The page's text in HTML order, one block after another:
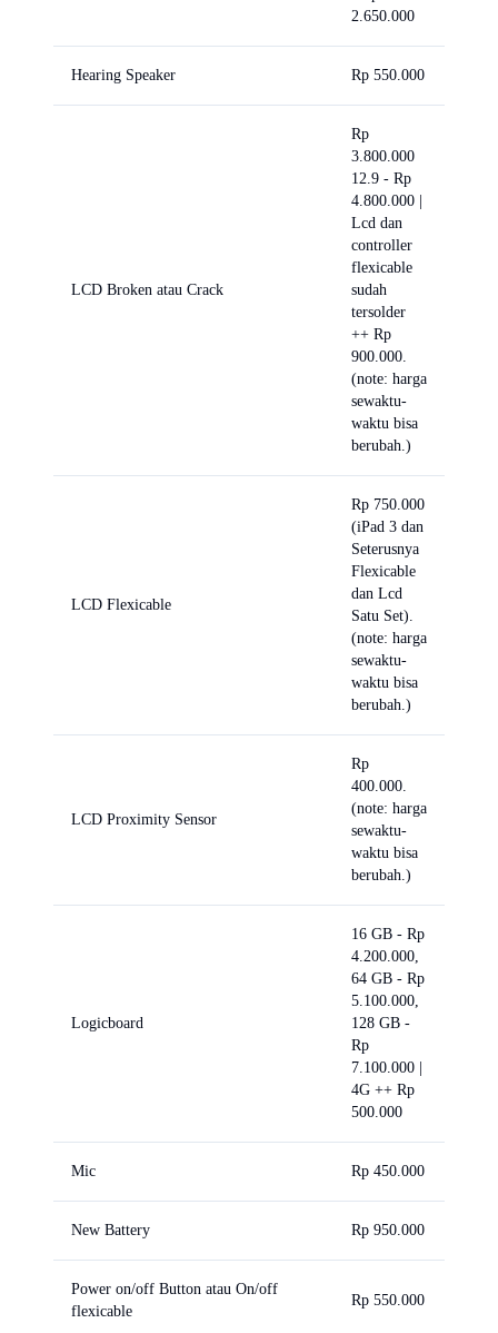
2.650.000
Hearing Speaker Rp 550.000
LCD Broken atau Crack
Rp
3.800.000
12.9 - Rp
4.800.000 |
Lcd dan
controller
flexicable
sudah
tersolder
++ Rp
900.000.
(note: harga
sewaktu-
waktu bisa
berubah.)
LCD Flexicable
Rp 750.000
(iPad 3 dan
Seterusnya
Flexicable
dan Lcd
Satu Set).
(note: harga
sewaktu-
waktu bisa
berubah.)
LCD Proximity Sensor
Rp
400.000.
(note: harga
sewaktu-
waktu bisa
berubah.)
Logicboard
16 GB - Rp
4.200.000,
64 GB - Rp
5.100.000,
128 GB -
Rp
7.100.000 |
4G ++ Rp
500.000
Mic Rp 450.000
New Battery Rp 950.000
Power on/off Button atau On/off
flexicable
Rp 550.000